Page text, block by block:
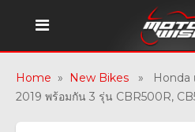
Home » New Bikes » Honda
2019 พร้อมกัน 3 รุ่น CBR500R,